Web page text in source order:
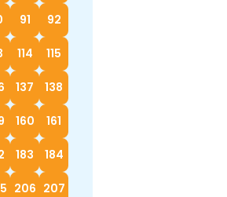
91 92
114 115
137 138
160 161
183 184
206 207